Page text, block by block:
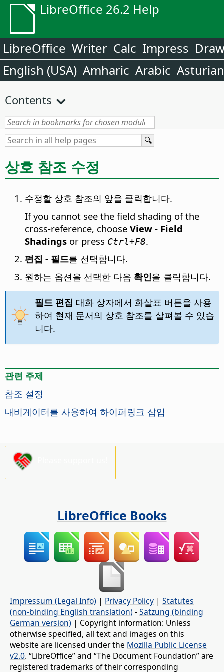
LibreOffice 26.2 Help
LibreOffice Writer Calc Impress
English (USA) Amharic Arabic Asturian
Contents
상호 참조 수정
수정할 상호 참조의 앞을 클릭합니다.
If you cannot see the field shading of the
cross-reference, choose View - Field
Shadings or press Ctrl+F8.
편집 - 필드를 선택합니다.
원하는 옵션을 선택한 다음 확인을 클릭합니다.
필드 편집 대화 상자에서 화살표 버튼을 사용
하여 현재 문서의 상호 참조를 살펴볼 수 있습
니다.
관련 주제
참조 설정
내비게이터를 사용하여 하이퍼링크 삽입
LibreOffice Books
Impressum (Legal Info) | Privacy Policy | Statutes
(non-binding English translation) -Satzung (binding
German version) | Copyright information: Unless
otherwise specified, all text and images on this
website are licensed under the Mozilla Public License
v2.0. “LibreOffice” and “The Document Foundation” are
registered trademarks of their corresponding